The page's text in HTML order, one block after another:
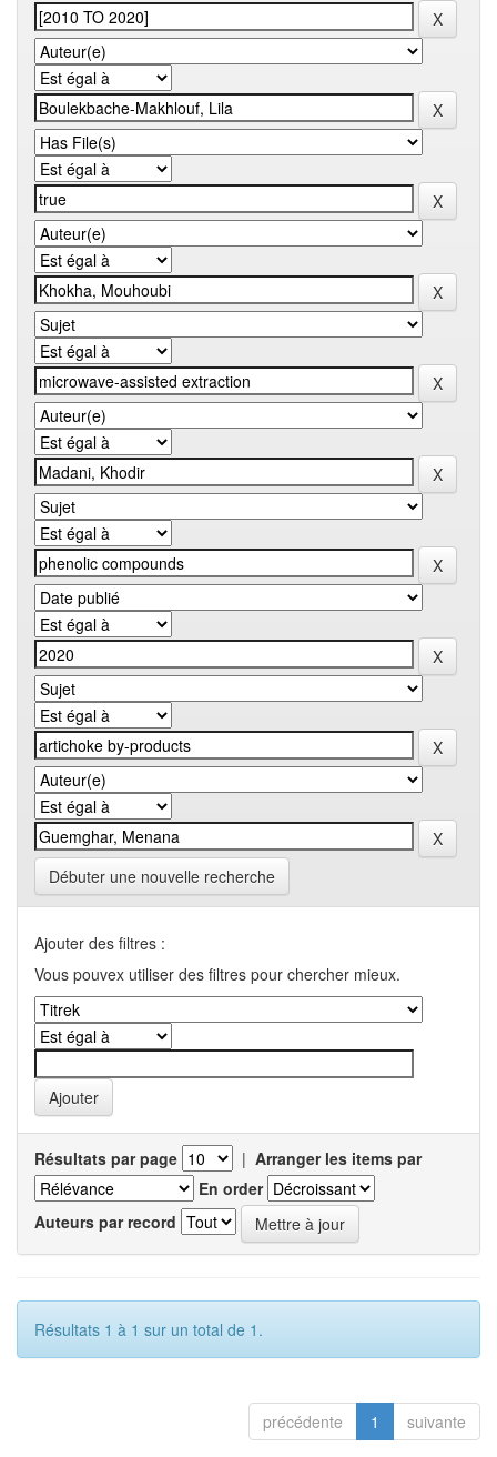
Débuter une nouvelle recherche
Ajouter des filtres :
Vous pouvex utiliser des filtres pour chercher mieux.
Résultats par page | Arranger les items par
En order
Auteurs par record
Résultats 1 à 1 sur un total de 1.
précédente 1 suivante